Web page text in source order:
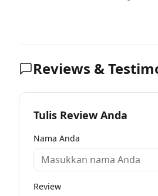
Reviews &
Tulis Review Anda
Nama Anda
Review